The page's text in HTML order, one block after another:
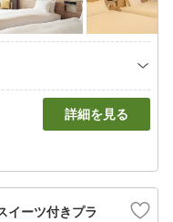
詳細を見る
イーツ付きプラ